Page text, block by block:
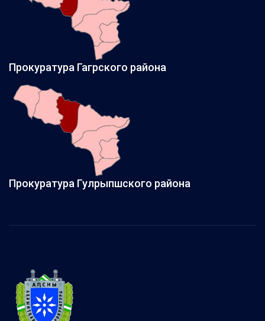
Прокуратура Гагрского района
Прокуратура Гулрыпшского района